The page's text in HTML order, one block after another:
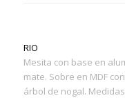
RIO
Mesita con base en
mate. Sobre en MDF
árbol de nogal.